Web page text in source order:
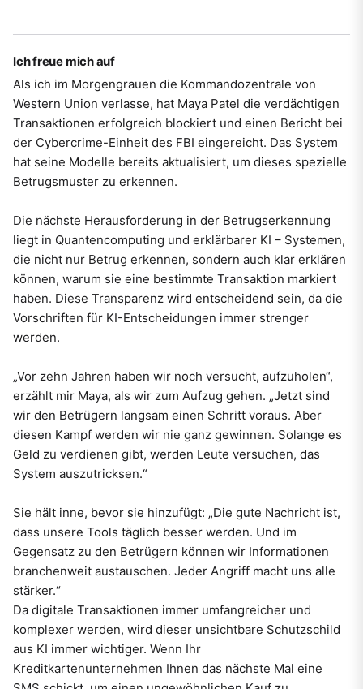
Ich freue mich auf
Als ich im Morgengrauen die Kommandozentrale von
Western Union verlasse, hat Maya Patel die verdächtigen
Transaktionen erfolgreich blockiert und einen Bericht bei
der Cybercrime-Einheit des FBI eingereicht. Das System
hat seine Modelle bereits aktualisiert, um dieses spezielle
Betrugsmuster zu erkennen.
Die nächste Herausforderung in der Betrugserkennung
liegt in Quantencomputing und erklärbarer KI – Systemen,
die nicht nur Betrug erkennen, sondern auch klar erklären
können, warum sie eine bestimmte Transaktion markiert
haben. Diese Transparenz wird entscheidend sein, da die
Vorschriften für KI-Entscheidungen immer strenger
werden.
„Vor zehn Jahren haben wir noch versucht, aufzuholen“,
erzählt mir Maya, als wir zum Aufzug gehen. „Jetzt sind
wir den Betrügern langsam einen Schritt voraus. Aber
diesen Kampf werden wir nie ganz gewinnen. Solange es
Geld zu verdienen gibt, werden Leute versuchen, das
System auszutricksen.“
Sie hält inne, bevor sie hinzufügt: „Die gute Nachricht ist,
dass unsere Tools täglich besser werden. Und im
Gegensatz zu den Betrügern können wir Informationen
branchenweit austauschen. Jeder Angriff macht uns alle
stärker.“
Da digitale Transaktionen immer umfangreicher und
komplexer werden, wird dieser unsichtbare Schutzschild
aus KI immer wichtiger. Wenn Ihr
Kreditkartenunternehmen Ihnen das nächste Mal eine